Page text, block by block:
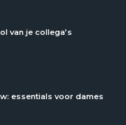
van je collega’s
essentials voor dames